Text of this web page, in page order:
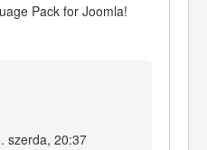
Pack for Joomla!
szerda, 20:37